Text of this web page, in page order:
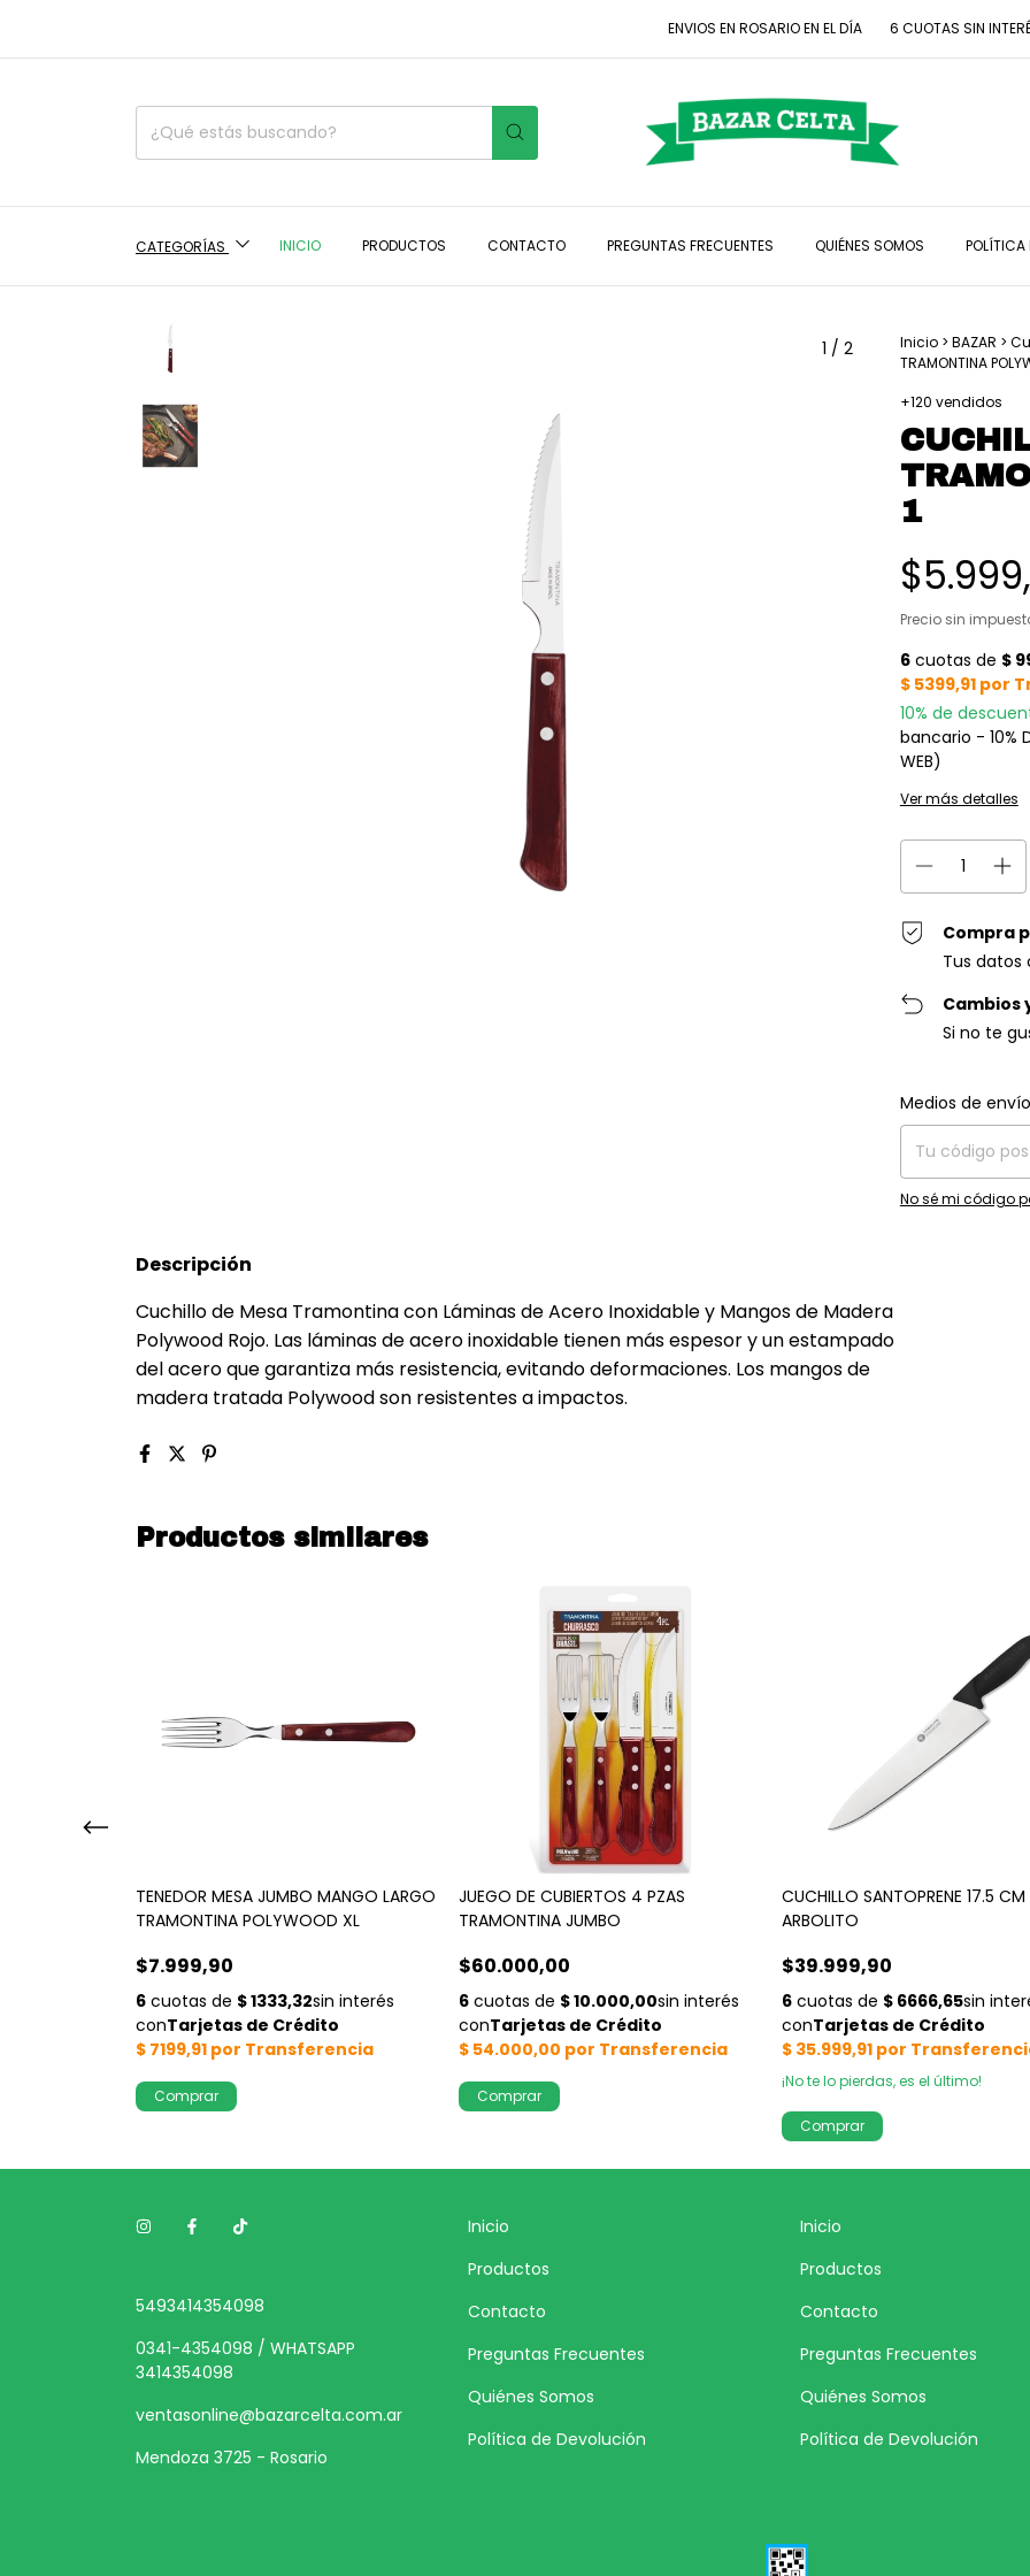
ENVIOS EN ROSARIO EN EL DÍA 6 CUOTAS SIN INTERÉS
CATEGORÍAS INICIO PRODUCTOS CONTACTO PREGUNTAS FRECUENTES QUIÉNES SOMOS POLÍTICA
1 / 2 Inicio > BAZAR >
TRAMONTINA
+120 vendidos
1
Precio sin
10% de
bancario - 10%
WEB)
Ver más detalles
Compra
Tus datos
Cambios
Si no te
Entregas para el CP:
Medios de envío
No sé mi código
Descripción
Cuchillo de Mesa Tramontina con Láminas de Acero Inoxidable y Mangos de Madera
Polywood Rojo. Las láminas de acero inoxidable tienen más espesor y un estampado
del acero que garantiza más resistencia, evitando deformaciones. Los mangos de
madera tratada Polywood son resistentes a impactos.
Productos similares
TENEDOR MESA JUMBO MANGO LARGO
TRAMONTINA POLYWOOD XL
$7.999,90
JUEGO DE CUBIERTOS 4 PZAS
TRAMONTINA JUMBO
$60.000,00
CUCHILLO SANTOPRENE 17.5 CM
ARBOLITO
$39.999,90
¡No te lo pierdas, es el último!
5493414354098
0341-4354098 / WHATSAPP
3414354098
ventasonline@bazarcelta.com.ar
Mendoza 3725 - Rosario
Inicio
Productos
Contacto
Preguntas Frecuentes
Quiénes Somos
Política de Devolución
Inicio
Productos
Contacto
Preguntas Frecuentes
Quiénes Somos
Política de Devolución